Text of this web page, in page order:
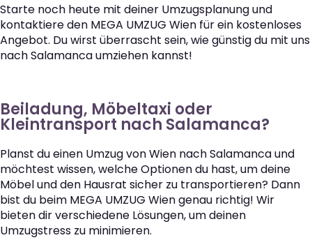
Starte noch heute mit deiner Umzugsplanung und
kontaktiere den MEGA UMZUG Wien für ein kostenloses
Angebot. Du wirst überrascht sein, wie günstig du mit uns
nach Salamanca umziehen kannst!
Beiladung, Möbeltaxi oder
Kleintransport nach Salamanca?
Planst du einen Umzug von Wien nach Salamanca und
möchtest wissen, welche Optionen du hast, um deine
Möbel und den Hausrat sicher zu transportieren? Dann
bist du beim MEGA UMZUG Wien genau richtig! Wir
bieten dir verschiedene Lösungen, um deinen
Umzugstress zu minimieren.